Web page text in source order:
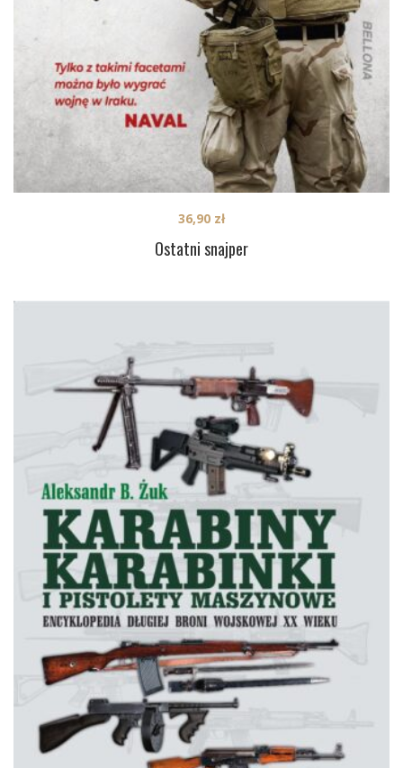
Ostatni snajper
36,90 zł